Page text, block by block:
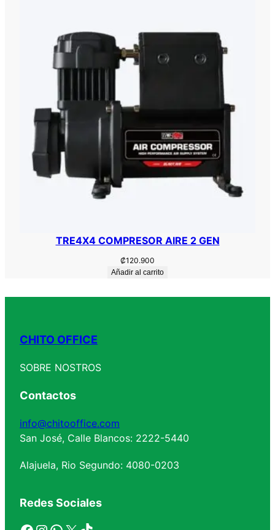
TRE4X4 COMPRESOR AIRE 2 GEN
₡120.900
Añadir al carrito
CHITO OFFICE
SOBRE NOSTROS
Contactos
info@chitooffice.com
San José, Calle Blancos: 2222-5440
Alajuela, Rio Segundo: 4080-0203
Redes Sociales